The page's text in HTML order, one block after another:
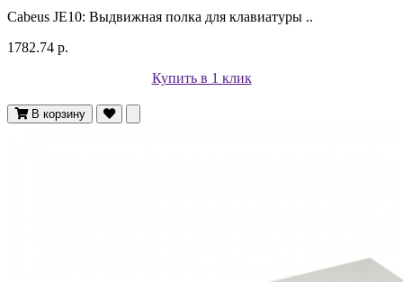
Cabeus JE10: Выдвижная полка для клавиатуры ..
1782.74 р.
Купить в 1 клик
В корзину